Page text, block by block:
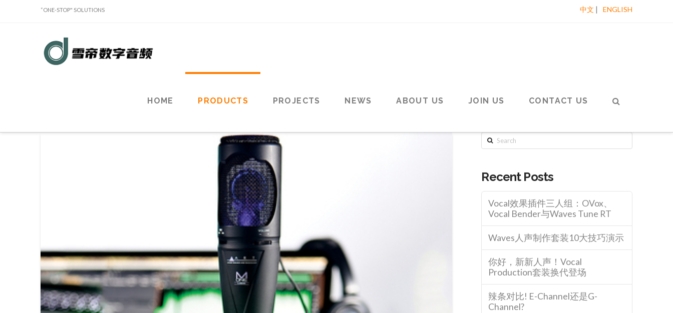
“ONE-STOP" SOLUTIONS 中文 | ENGLISH
Sound
Classy
Holdings
Limited
HOME PRODUCTS PROJECTS NEWS ABOUT US JOIN US CONTACT US
Search
Recent Posts
Vocal效果插件三人组：OVox、
Vocal Bender与Waves Tune RT
Waves人声制作套装10大技巧演示
你好，新新人声！Vocal
Production套装换代登场
辣条对比! E-Channel还是G-
Channel?